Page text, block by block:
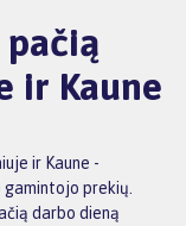
pačią
ir Kaune
ir Kaune -
prekių.
darbo dieną